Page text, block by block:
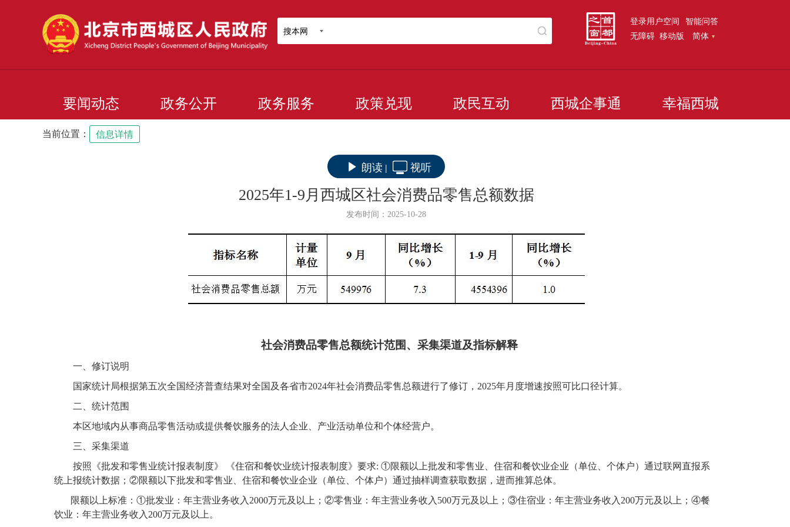
搜本网
登录用户空间 智能问答
无障碍 移动版 简体
要闻动态 政务公开 政务服务 政策兑现 政民互动 西城企事通 幸福西城
当前位置： 信息详情
朗读 | 视听
2025年1-9月西城区社会消费品零售总额数据
发布时间：2025-10-28
社会消费品零售总额统计范围、采集渠道及指标解释
一、 修订说明
国家统计局根据第五次全国经济普查结果对全国及各省市2024年社会消费品零售总额进行了修订，2025年月度增速按照可比口径计算。
二
、统计范围
本区地域内从事商品零售活动或提供餐饮服务的法人企业、产业活动单位和个体经营户。
三 、采集渠道
按照《批发和零售业统计报表制度》
《住宿和餐饮业统计报表制度》要求: ①限额以上批发和零售业、住宿和餐饮业企业（单位 个体户） 通过联网直报系
统上报统计数据； ②限额以下批发和零售业、住宿和餐饮业企业（单位 个体户） 通过抽样调查获取数据，进而推算总体。
限额以上标准： ①批发业：年主营业务收入2000万元及以上；②零售业：年主营业务收入500万元及以上；③住宿业：年主营业务收入200万元及以上；④餐
饮业：年主营业务收入200万元及以上。